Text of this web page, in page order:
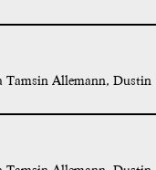
Tamsin Allemann, Dustin